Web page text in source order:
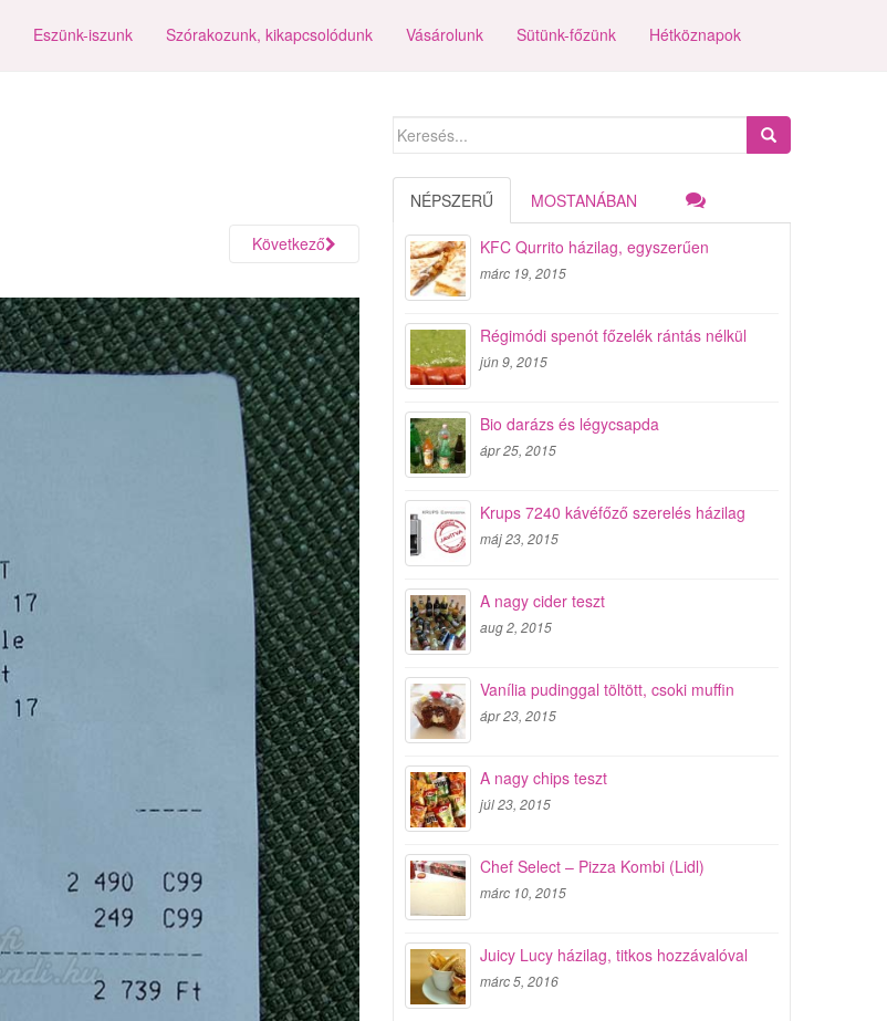
Eszünk-iszunk Szórakozunk, kikapcsolódunk Vásárolunk Sütünk-főzünk Hétköznapok
Következő
Search
NÉPSZERŰ MOSTANÁBAN
KFC Qurrito házilag, egyszerűen
márc 19, 2015
Régimódi spenót főzelék rántás nélkül
jún 9, 2015
Bio darázs és légycsapda
ápr 25, 2015
Krups 7240 kávéfőző szerelés házilag
máj 23, 2015
A nagy cider teszt
aug 2, 2015
Vanília pudinggal töltött, csoki muffin
ápr 23, 2015
A nagy chips teszt
júl 23, 2015
Chef Select – Pizza Kombi (Lidl)
márc 10, 2015
Juicy Lucy házilag, titkos hozzávalóval
márc 5, 2016